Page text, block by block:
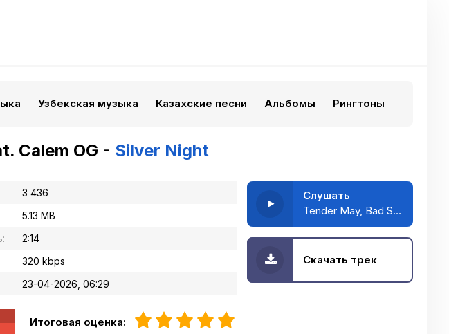
Узбекская музыка Казахские песни Альбомы Рингтоны
Calem OG - Silver Night
3 436
5.13 MB
2:14
320 kbps
23-04-2026, 06:29
Итоговая оценка:
Слушать
Tender May, Bad Style feat. Calem OG - Silver Night
Скачать трек